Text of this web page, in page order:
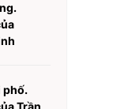
phố.
Trần